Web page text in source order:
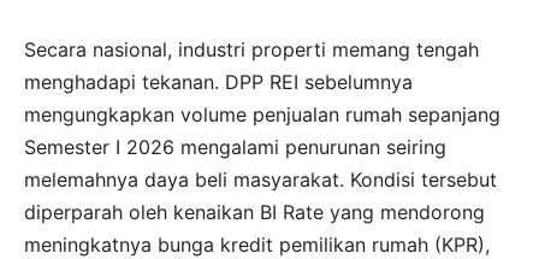
Secara nasional, industri properti memang tengah
menghadapi tekanan. DPP REI sebelumnya
mengungkapkan volume penjualan rumah sepanjang
Semester I 2026 mengalami penurunan seiring
melemahnya daya beli masyarakat. Kondisi tersebut
diperparah oleh kenaikan BI Rate yang mendorong
meningkatnya bunga kredit pemilikan rumah (KPR),